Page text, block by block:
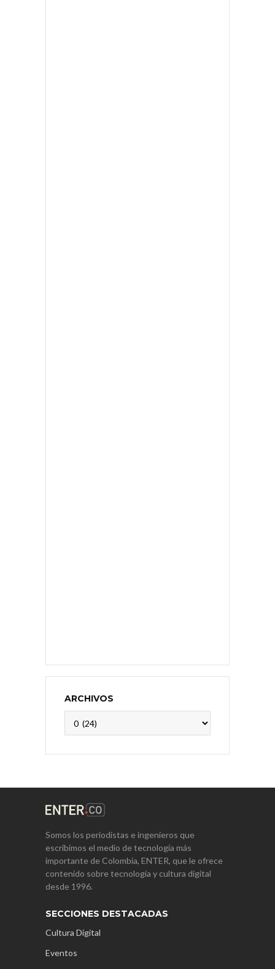
ARCHIVOS
Somos los periodistas e ingenieros que
escribimos el medio de tecnología más
importante de Colombia, ENTER, que le ofrece
contenido sobre tecnología y cultura digital
desde 1996.
SECCIONES DESTACADAS
Cultura Digital
Eventos